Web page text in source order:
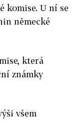
komise. U ní se
německé
která
známky
všem